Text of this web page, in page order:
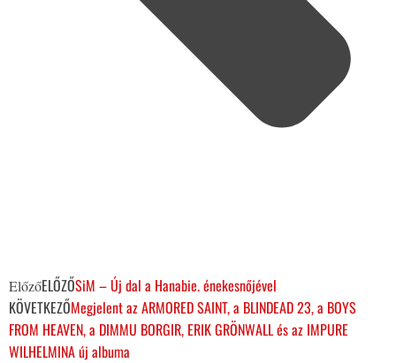
ElőzőELŐZŐSiM – Új dal a Hanabie. énekesnőjével
KÖVETKEZŐMegjelent az ARMORED SAINT, a BLINDEAD 23, a BOYS
FROM HEAVEN, a DIMMU BORGIR, ERIK GRÖNWALL és az IMPURE
WILHELMINA új albuma